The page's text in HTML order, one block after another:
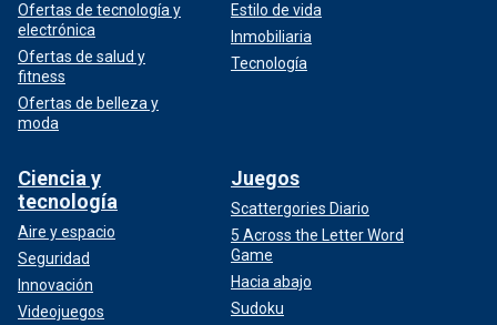
Ofertas de tecnología y
electrónica
Ofertas de salud y
fitness
Ofertas de belleza y
moda
Estilo de vida
Inmobiliaria
Tecnología
Ciencia y
tecnología
Aire y espacio
Seguridad
Innovación
Videojuegos
Juegos
Scattergories Diario
5 Across the Letter Word
Game
Hacia abajo
Sudoku